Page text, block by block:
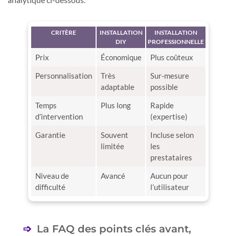
CRITÈRE
INSTALLATION
DIY
INSTALLATION
PROFESSIONNELLE
Prix Économique
Plus coûteux
Personnalisation
Très
adaptable
Sur-mesure
possible
Temps
d’intervention
Plus long
Rapide
(expertise)
Garantie
Souvent
limitée
Incluse selon
les
prestataires
Niveau de
difficulté
Avancé
Aucun pour
l’utilisateur
La FAQ des points clés avant,